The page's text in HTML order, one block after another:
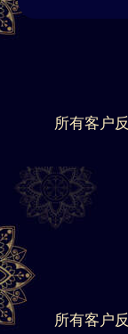
所有客户
所有客户